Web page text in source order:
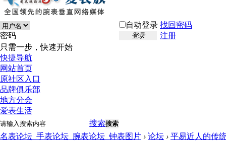
自动登录 找回密码
密码
登录
注册
只需一步，快速开始
快捷导航
网站首页
原社区入口
品牌俱乐部
地方分会
爱表生活
搜索搜索
名表论坛_手表论坛_腕表论坛_钟表图片 › 论坛 › 平易近人的传